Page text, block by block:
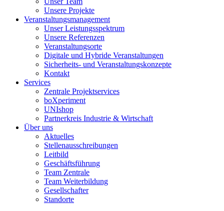
Unsere Projekte
Veranstaltungsmanagement
Unser Leistungsspektrum
Unsere Referenzen
Veranstaltungsorte
Digitale und Hybride Veranstaltungen
Sicherheits- und Veranstaltungskonzepte
Kontakt
Services
Zentrale Projektservices
boXperiment
UNIshop
Partnerkreis Industrie & Wirtschaft
Über uns
Aktuelles
Stellenausschreibungen
Leitbild
Geschäftsführung
Team Zentrale
Team Weiterbildung
Gesellschafter
Standorte